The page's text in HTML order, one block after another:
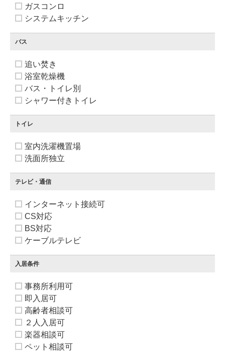
ガスコンロ
システムキッチン
バス
追い焚き
浴室乾燥機
バス・トイレ別
シャワー付きトイレ
トイレ
室内洗濯機置場
洗面所独立
テレビ・通信
インターネット接続可
CS対応
BS対応
ケーブルテレビ
入居条件
事務所利用可
即入居可
高齢者相談可
２人入居可
楽器相談可
ペット相談可